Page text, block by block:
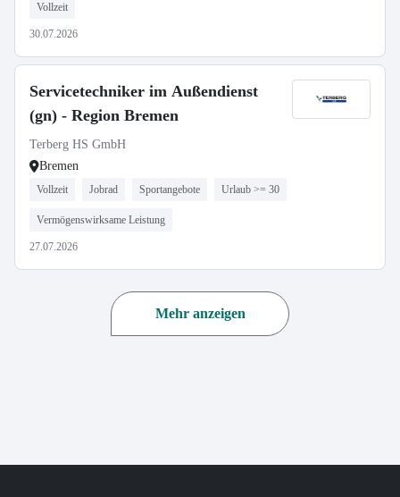
Vollzeit
30.07.2026
Servicetechniker im Außendienst
(gn) - Region Bremen
Terberg HS GmbH
Bremen
Vollzeit Jobrad Sportangebote Urlaub >= 30
Vermögenswirksame Leistung
27.07.2026
Mehr anzeigen